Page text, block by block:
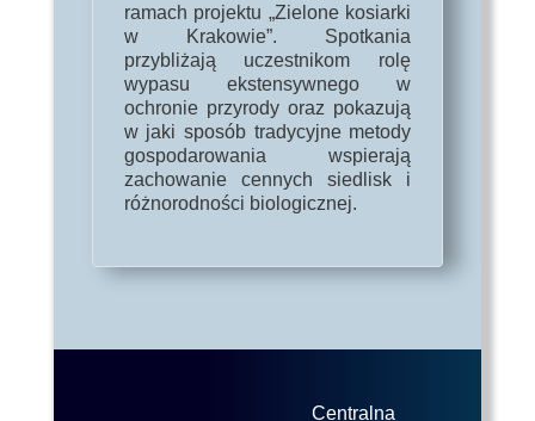
ramach projektu „Zielone kosiarki
w Krakowie”. Spotkania
przybliżają uczestnikom rolę
wypasu ekstensywnego w
ochronie przyrody oraz pokazują
w jaki sposób tradycyjne metody
gospodarowania wspierają
zachowanie cennych siedlisk i
różnorodności biologicznej.
Centralna